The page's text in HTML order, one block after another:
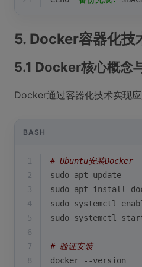
5. Docker容器化技
5.1 Docker核心概念
Docker通过容器化技术实现
BASH
1
# Ubuntu安装Docker
2
sudo apt update
3
sudo apt install
4
sudo systemctl
5
sudo systemctl
6
7
# 验证安装
8
docker --version